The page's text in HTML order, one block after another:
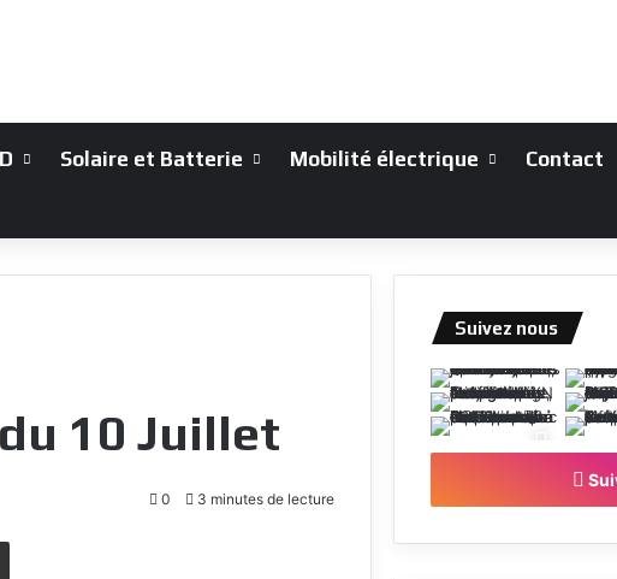
Solaire et Batterie Mobilité électrique Contact
10 Juillet
0 3 minutes de lecture
Partagez par mail
Suivez nous